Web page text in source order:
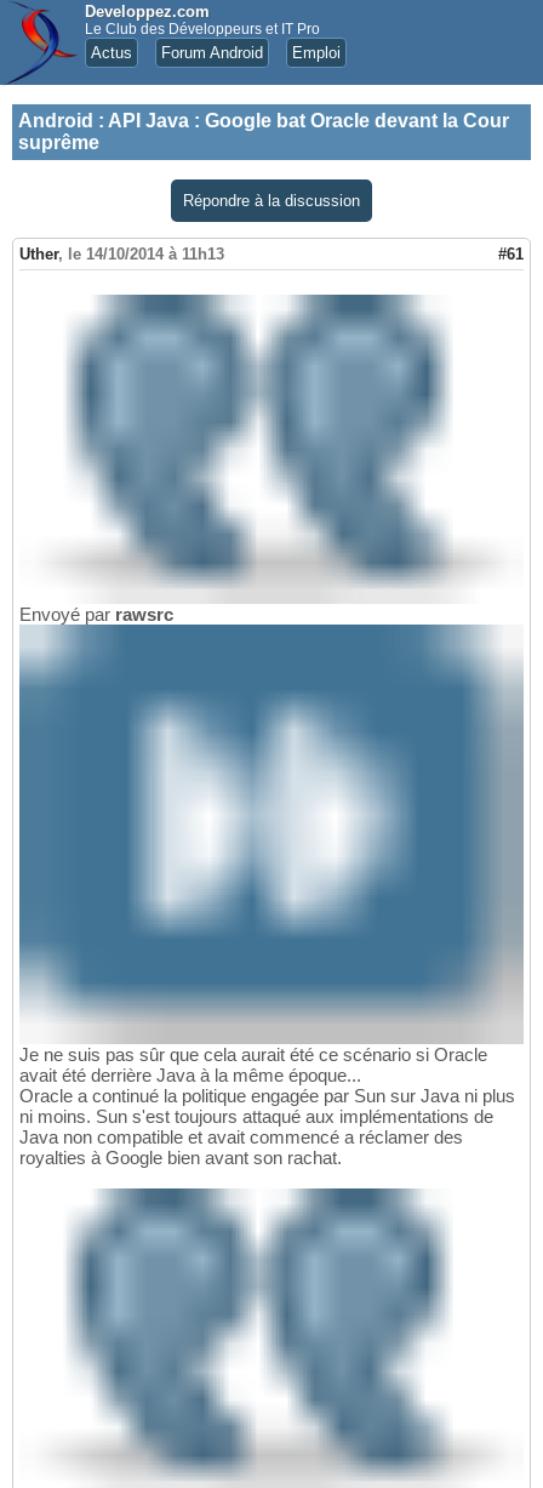
Developpez.com
Le Club des Développeurs et IT Pro
Actus Forum Android Emploi
Android : API Java : Google bat Oracle devant la Cour
suprême
Répondre à la discussion
Uther, le 14/10/2014 à 11h13 #61
Envoyé par rawsrc
Je ne suis pas sûr que cela aurait été ce scénario si Oracle
avait été derrière Java à la même époque...
Oracle a continué la politique engagée par Sun sur Java ni plus
ni moins. Sun s'est toujours attaqué aux implémentations de
Java non compatible et avait commencé a réclamer des
royalties à Google bien avant son rachat.